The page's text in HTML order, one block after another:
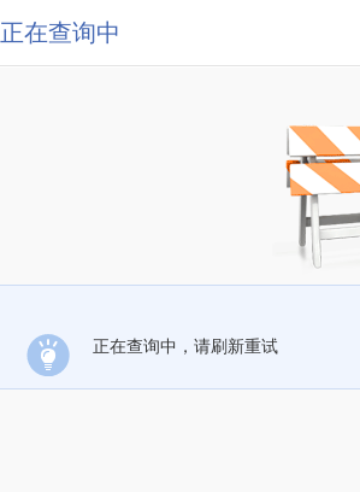
正在查询中
正在查询中，请刷新重试